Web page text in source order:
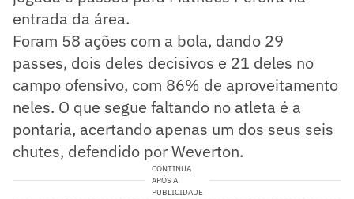
entrada da área.
Foram 58 ações com a bola, dando 29
passes, dois deles decisivos e 21 deles no
campo ofensivo, com 86% de aproveitamento
neles. O que segue faltando no atleta é a
pontaria, acertando apenas um dos seus seis
chutes, defendido por Weverton.
CONTINUA
APÓS A
PUBLICIDADE